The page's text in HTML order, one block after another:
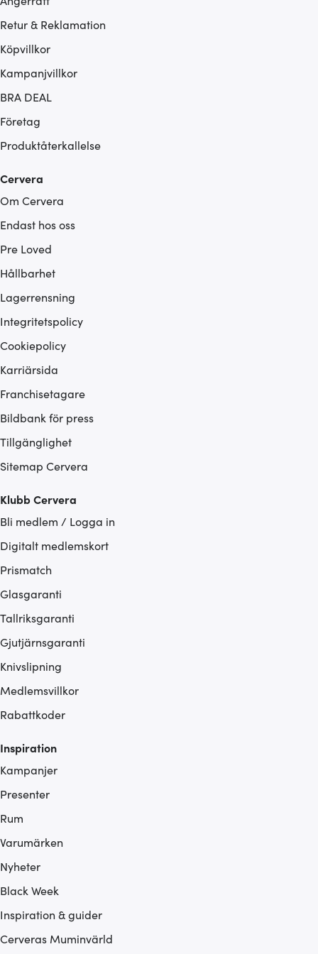
Retur & Reklamation
Köpvillkor
Kampanjvillkor
BRA DEAL
Företag
Produktåterkallelse
Cervera
Om Cervera
Endast hos oss
Pre Loved
Hållbarhet
Lagerrensning
Integritetspolicy
Cookiepolicy
Karriärsida
Franchisetagare
Bildbank för press
Tillgänglighet
Sitemap Cervera
Klubb Cervera
Bli medlem / Logga in
Digitalt medlemskort
Prismatch
Glasgaranti
Tallriksgaranti
Gjutjärnsgaranti
Knivslipning
Medlemsvillkor
Rabattkoder
Inspiration
Kampanjer
Presenter
Rum
Varumärken
Nyheter
Black Week
Inspiration & guider
Cerveras Muminvärld